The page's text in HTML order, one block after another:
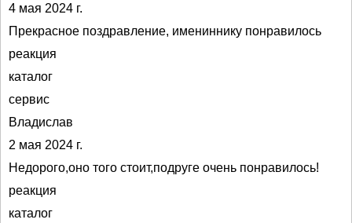
4 мая 2024 г.
Прекрасное поздравление, имениннику понравилось
реакция
каталог
сервис
Владислав
2 мая 2024 г.
Недорого,оно того стоит,подруге очень понравилось!
реакция
каталог